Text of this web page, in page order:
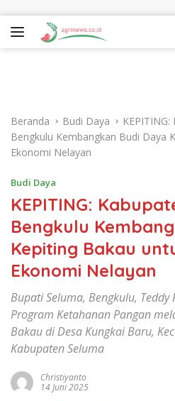
Beranda Budi Daya
Bengkulu Kembangkan Budi Daya
Ekonomi Nelayan
Budi Daya
KEPITING:
Bengkulu
Kepiting Bakau
Ekonomi Nelayan
Bupati Seluma, Bengkulu,
Program Ketahanan Pangan
Bakau di Desa Kungkai Baru,
Kabupaten Seluma
Christiyanto
14 Juni 2025